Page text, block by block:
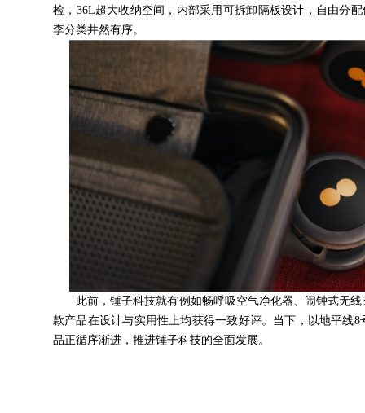
检，36L超大收纳空间，内部采用可拆卸隔板设计，自由分
李分类井然有序。
此前，锤子科技就有例如畅呼吸空气净化器、闹钟式无线
款产品在设计与实用性上均获得一致好评。当下，以地平线
品正循序渐进，推进锤子科技的全面发展。